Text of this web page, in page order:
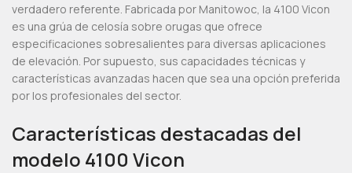
verdadero referente. Fabricada por Manitowoc, la 4100 Vicon
es una grúa de celosía sobre orugas que ofrece
especificaciones sobresalientes para diversas aplicaciones
de elevación. Por supuesto, sus capacidades técnicas y
características avanzadas hacen que sea una opción preferida
por los profesionales del sector.
Características destacadas del
modelo 4100 Vicon